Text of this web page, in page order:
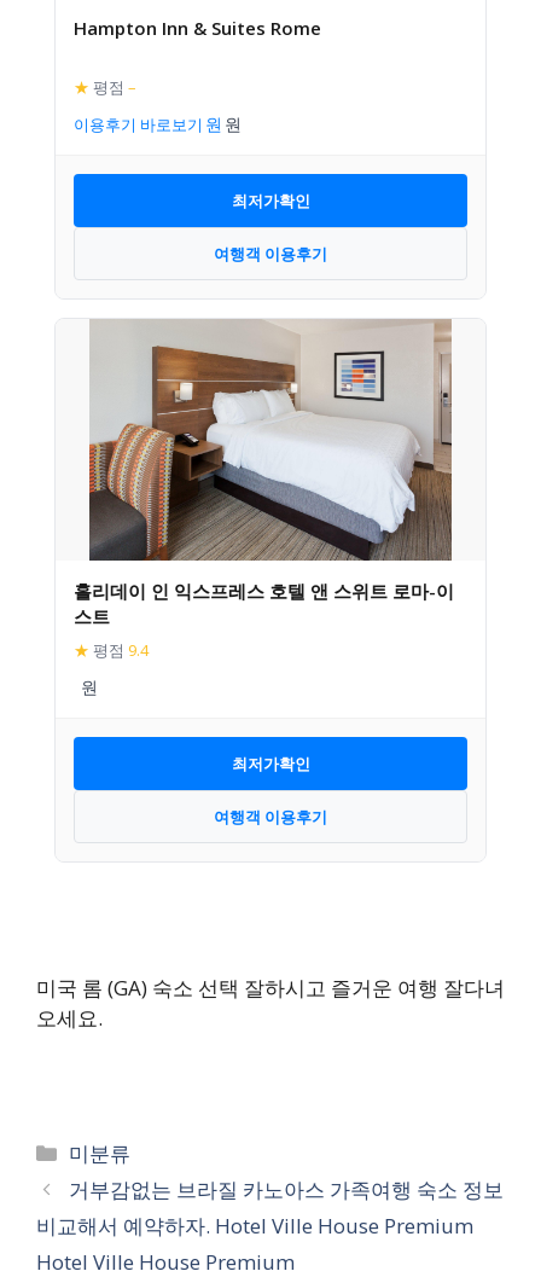
Hampton Inn & Suites Rome
★ 평점 –
이용후기 바로보기
최저가확인
여행객 이용후기
홀리데이 인 익스프레스 호텔 앤 스위트 로마-이
스트
★ 평점 9.4
최저가확인
여행객 이용후기
미국 롬 (GA) 숙소 선택 잘하시고 즐거운 여행 잘다녀
오세요.
카
테
고
리
미분류
거부감없는 브라질 카노아스 가족여행 숙소 정보
비교해서 예약하자. Hotel Ville House Premium
Hotel Ville House Premium